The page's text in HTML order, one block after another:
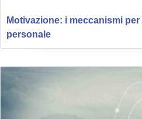
Motivazione: i meccanismi per
personale